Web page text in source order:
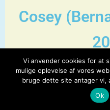
Cosey
Vi anvender cookies for at
mulige oplevelse af vores
bruge dette site antager vi,
Ok